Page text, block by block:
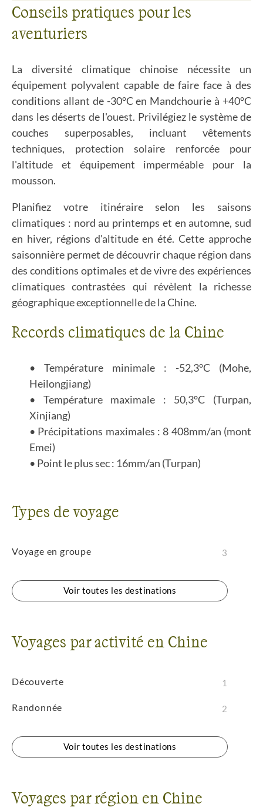
Conseils pratiques pour les
aventuriers
La diversité climatique chinoise nécessite un
équipement polyvalent capable de faire face à des
conditions allant de -30°C en Mandchourie à +40°C
dans les déserts de l'ouest. Privilégiez le système de
couches superposables, incluant vêtements
techniques, protection solaire renforcée pour
l'altitude et équipement imperméable pour la
mousson.
Planifiez votre itinéraire selon les saisons
climatiques : nord au printemps et en automne, sud
en hiver, régions d'altitude en été. Cette approche
saisonnière permet de découvrir chaque région dans
des conditions optimales et de vivre des expériences
climatiques contrastées qui révèlent la richesse
géographique exceptionnelle de la Chine.
Records climatiques de la Chine
Température minimale : -52,3°C (Mohe,
Heilongjiang)
Température maximale : 50,3°C (Turpan,
Xinjiang)
Précipitations maximales : 8 408mm/an (mont
Emei)
Point le plus sec : 16mm/an (Turpan)
Types de voyage
Voyage en groupe 3
Voir toutes les destinations
Voyages par activité en Chine
Découverte 1
Randonnée 2
Voir toutes les destinations
Voyages par région en Chine